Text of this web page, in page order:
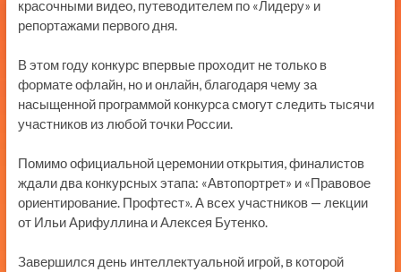
красочными видео, путеводителем по «Лидеру» и
репортажами первого дня.
В этом году конкурс впервые проходит не только в
формате офлайн, но и онлайн, благодаря чему за
насыщенной программой конкурса смогут следить тысячи
участников из любой точки России.
Помимо официальной церемонии открытия, финалистов
ждали два конкурсных этапа: «Автопортрет» и «Правовое
ориентирование. Профтест». А всех участников — лекции
от Ильи Арифуллина и Алексея Бутенко.
Завершился день интеллектуальной игрой, в которой